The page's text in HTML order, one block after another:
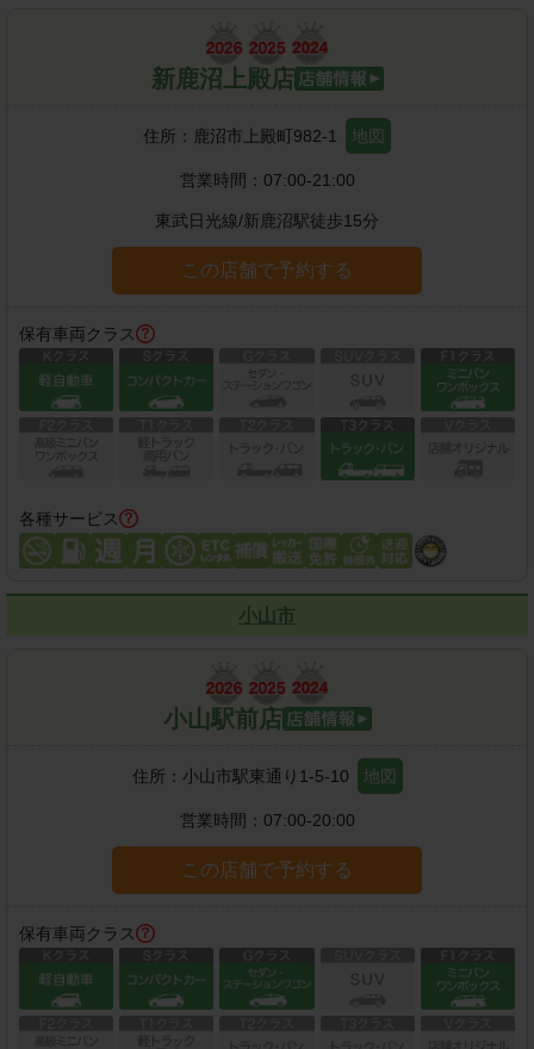
新鹿沼上殿店
住所： 鹿沼市上殿町982-1 地図
営業時間： 07:00-21:00
東武日光線/新鹿沼駅徒歩15分
この店舗で予約する
保有車両クラス
各種サービス
小山市
小山駅前店
住所： 小山市駅東通り1-5-10 地図
営業時間： 07:00-20:00
この店舗で予約する
保有車両クラス